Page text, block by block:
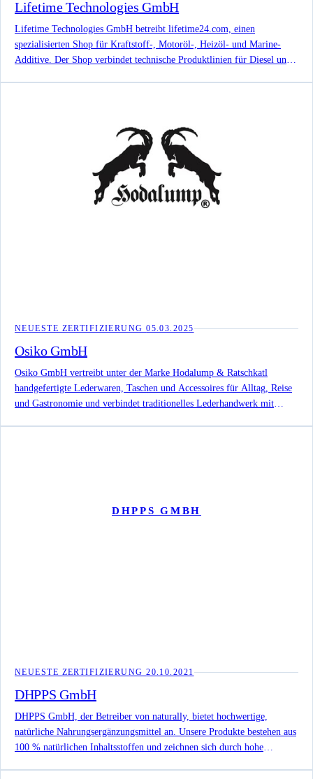
Lifetime Technologies GmbH
Lifetime Technologies GmbH betreibt lifetime24.com, einen
spezialisierten Shop für Kraftstoff-, Motoröl-, Heizöl- und Marine-
Additive. Der Shop verbindet technische Produktlinien für Diesel und
NEUESTE ZERTIFIZIERUNG05.03.2025
Osiko GmbH
Osiko GmbH vertreibt unter der Marke Hodalump & Ratschkatl
handgefertigte Lederwaren, Taschen und Accessoires für Alltag, Reise
und Gastronomie und verbindet traditionelles Lederhandwerk mit
DHPPS GMBH
NEUESTE ZERTIFIZIERUNG20.10.2021
DHPPS GmbH
DHPPS GmbH, der Betreiber von naturally, bietet hochwertige,
natürliche Nahrungsergänzungsmittel an. Unsere Produkte bestehen aus
100 % natürlichen Inhaltsstoffen und zeichnen sich durch hohe